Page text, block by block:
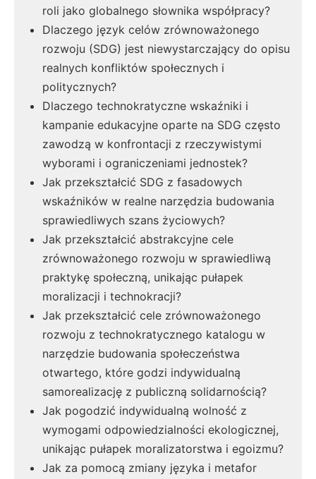
roli jako globalnego słownika współpracy?
Dlaczego język celów zrównoważonego
rozwoju (SDG) jest niewystarczający do opisu
realnych konfliktów społecznych i
politycznych?
Dlaczego technokratyczne wskaźniki i
kampanie edukacyjne oparte na SDG często
zawodzą w konfrontacji z rzeczywistymi
wyborami i ograniczeniami jednostek?
Jak przekształcić SDG z fasadowych
wskaźników w realne narzędzia budowania
sprawiedliwych szans życiowych?
Jak przekształcić abstrakcyjne cele
zrównoważonego rozwoju w sprawiedliwą
praktykę społeczną, unikając pułapek
moralizacji i technokracji?
Jak przekształcić cele zrównoważonego
rozwoju z technokratycznego katalogu w
narzędzie budowania społeczeństwa
otwartego, które godzi indywidualną
samorealizację z publiczną solidarnością?
Jak pogodzić indywidualną wolność z
wymogami odpowiedzialności ekologicznej,
unikając pułapek moralizatorstwa i egoizmu?
Jak za pomocą zmiany języka i metafor